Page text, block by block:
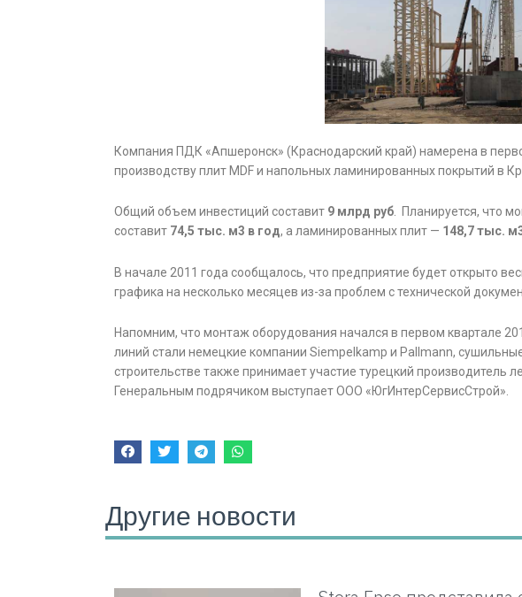
Компания ПДК «Апшеронск» (Краснодарский край) намерена в
производству плит MDF и напольных ламинированных покрытий в
Общий объем инвестиций составит9 млрд руб. Планируется, что
составит 74,5 тыс. м3 в год, а ламинированных плит — 148,7 тыс.
В начале 2011 года сообщалось, что предприятие будет открыто
графика на несколько месяцев из-за проблем с технической
Напомним, что монтаж оборудования начался в первом квартале
линий стали немецкие компании Siempelkamp и Pallmann,
строительстве также принимает участие турецкий производитель
Генеральным подрячиком выступает ООО «ЮгИнтерСервисСтрой».
Другие новости